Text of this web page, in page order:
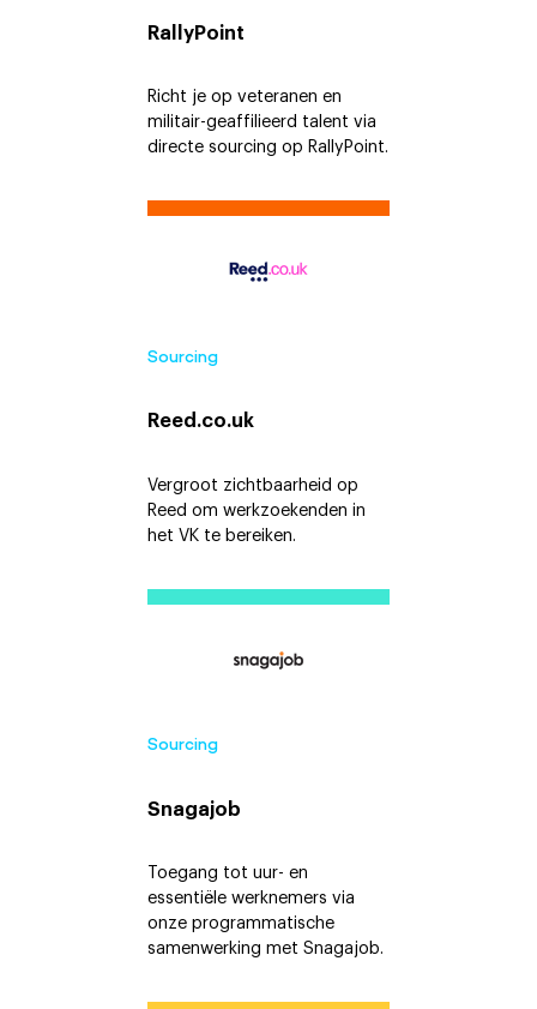
RallyPoint
Richt je op veteranen en
militair-geaffilieerd talent via
directe sourcing op RallyPoint.
Sourcing
Reed.co.uk
Vergroot zichtbaarheid op
Reed om werkzoekenden in
het VK te bereiken.
Sourcing
Snagajob
Toegang tot uur- en
essentiële werknemers via
onze programmatische
samenwerking met Snagajob.